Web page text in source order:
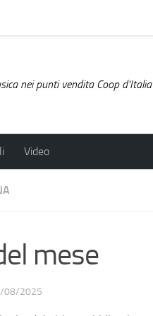
nei punti vendita Coop d'Italia
Video
mese
08/2025